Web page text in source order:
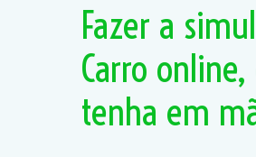
Fazer a
Carro
tenha em